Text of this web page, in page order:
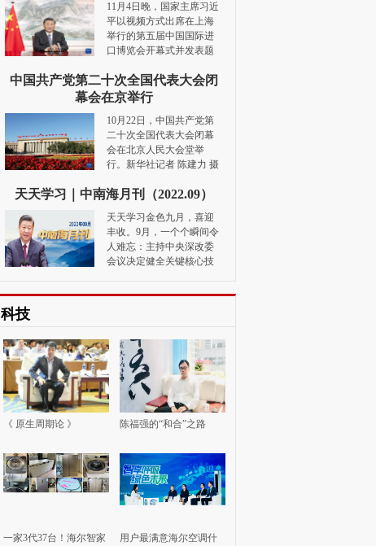
11月4日晚，国家主席习近
平以视频方式出席在上海
举行的第五届中国国际进
口博览会开幕式并发表题
者 李学仁 摄[详细]
中国共产党第二十次全国代表大会闭
幕会在京举行
10月22日，中国共产党第
二十次全国代表大会闭幕
会在北京人民大会堂举
行。新华社记者 陈建力 摄
天天学习｜中南海月刊（2022.09）
天天学习金色九月，喜迎
丰收。9月，一个个瞬间令
人难忘：主持中央深改委
会议决定健全关键核心技
访... [详细]
科技
《 原生周期论 》 陈福强的“和合”之路
一家3代37台！海尔智家
用户最满意海尔空调什